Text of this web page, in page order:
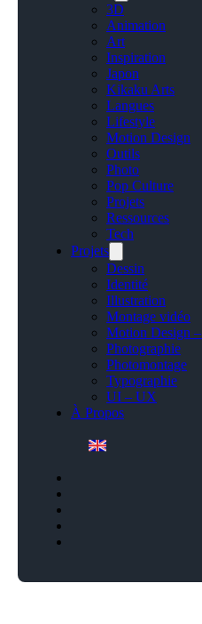
3D
Animation
Art
Inspiration
Japon
Kikaku Arts
Langues
Lifestyle
Motion Design
Outils
Photo
Pop Culture
Projets
Ressources
Tech
Projets
Dessin
Identité
Illustration
Montage vidéo
Motion Design
Photographie
Photomontage
Typographie
UI – UX
À Propos